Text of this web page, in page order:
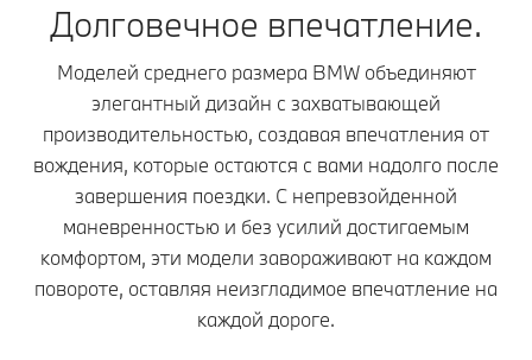
Долговечное впечатление.
Моделей среднего размера BMW объединяют
элегантный дизайн с захватывающей
производительностью, создавая впечатления от
вождения, которые остаются с вами надолго после
завершения поездки. С непревзойденной
маневренностью и без усилий достигаемым
комфортом, эти модели завораживают на каждом
повороте, оставляя неизгладимое впечатление на
каждой дороге.